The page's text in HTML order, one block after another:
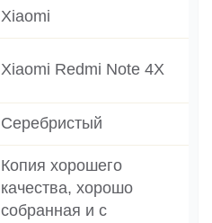
Xiaomi
Xiaomi Redmi Note 4X
Серебристый
Копия хорошего
качества, хорошо
собранная и с